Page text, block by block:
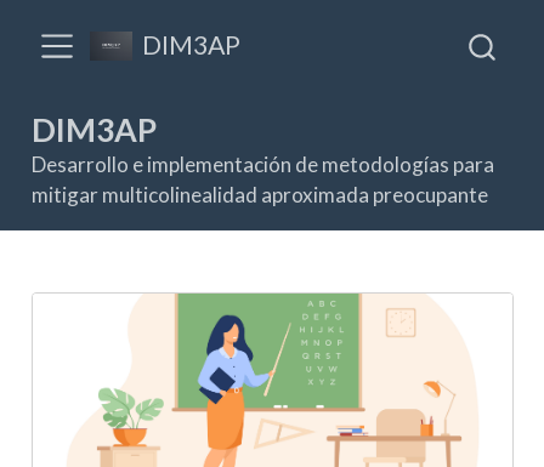
DIM3AP
DIM3AP
Desarrollo e implementación de metodologías para
mitigar multicolinealidad aproximada preocupante